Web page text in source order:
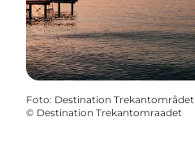
Foto: Destination Trekantområdet
© Destination Trekantomraadet